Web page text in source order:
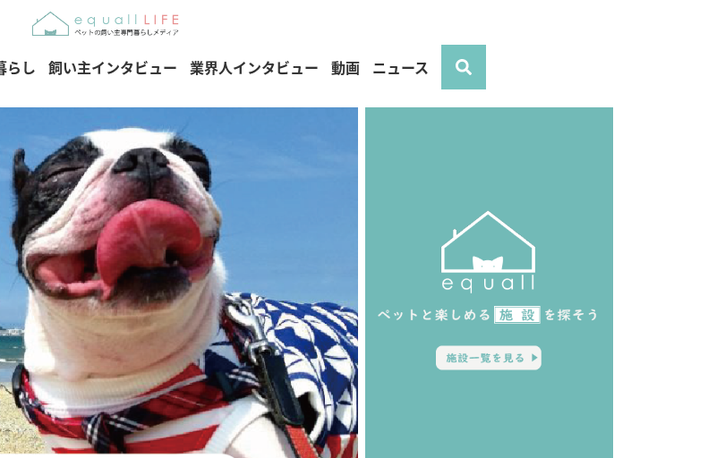
らし 飼い主インタビュー 業界人インタビュー 動画 ニュース